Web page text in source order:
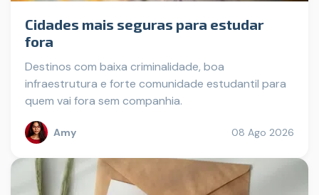
Cidades mais seguras para estudar
fora
Destinos com baixa criminalidade, boa
infraestrutura e forte comunidade estudantil para
quem vai fora sem companhia.
Amy 08 Ago 2026